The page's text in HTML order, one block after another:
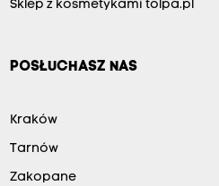
Sklep z kosmetykami tolpa.pl
POSŁUCHASZ NAS
Kraków
Tarnów
Zakopane